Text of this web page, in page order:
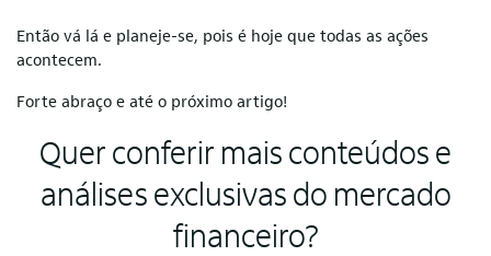
Então vá lá e planeje-se, pois é hoje que todas as ações
acontecem.
Forte abraço e até o próximo artigo!
Quer conferir mais conteúdos e
análises exclusivas do mercado
financeiro?